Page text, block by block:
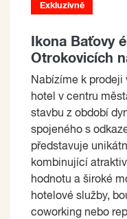
Exkluzivně
Ikona Baťovy
Otrokovicích
Nabízíme k
hotel v centru
stavbu z období
spojeného s
představuje
kombinující
hodnotu a široké
hotelové služby,
coworking nebo